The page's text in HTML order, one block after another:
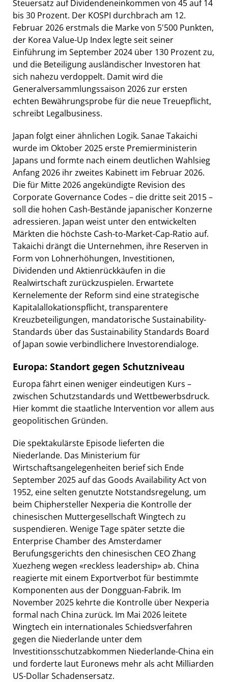
Steuersatz auf Dividendeneinkommen von 45 auf 14
bis 30 Prozent. Der KOSPI durchbrach am 12.
Februar 2026 erstmals die Marke von 5'500 Punkten,
der Korea Value-Up Index legte seit seiner
Einführung im September 2024 über 130 Prozent zu,
und die Beteiligung ausländischer Investoren hat
sich nahezu verdoppelt. Damit wird die
Generalversammlungssaison 2026 zur ersten
echten Bewährungsprobe für die neue Treuepflicht,
schreibt Legalbusiness.
Japan folgt einer ähnlichen Logik. Sanae Takaichi
wurde im Oktober 2025 erste Premierministerin
Japans und formte nach einem deutlichen Wahlsieg
Anfang 2026 ihr zweites Kabinett im Februar 2026.
Die für Mitte 2026 angekündigte Revision des
Corporate Governance Codes – die dritte seit 2015 –
soll die hohen Cash-Bestände japanischer Konzerne
adressieren. Japan weist unter den entwickelten
Märkten die höchste Cash-to-Market-Cap-Ratio auf.
Takaichi drängt die Unternehmen, ihre Reserven in
Form von Lohnerhöhungen, Investitionen,
Dividenden und Aktienrückkäufen in die
Realwirtschaft zurückzuspielen. Erwartete
Kernelemente der Reform sind eine strategische
Kapitalallokationspflicht, transparentere
Kreuzbeteiligungen, mandatorische Sustainability-
Standards über das Sustainability Standards Board
of Japan sowie verbindlichere Investorendialoge.
Europa: Standort gegen Schutzniveau
Europa fährt einen weniger eindeutigen Kurs –
zwischen Schutzstandards und Wettbewerbsdruck.
Hier kommt die staatliche Intervention vor allem aus
geopolitischen Gründen.
Die spektakulärste Episode lieferten die
Niederlande. Das Ministerium für
Wirtschaftsangelegenheiten berief sich Ende
September 2025 auf das Goods Availability Act von
1952, eine selten genutzte Notstandsregelung, um
beim Chiphersteller Nexperia die Kontrolle der
chinesischen Muttergesellschaft Wingtech zu
suspendieren. Wenige Tage später setzte die
Enterprise Chamber des Amsterdamer
Berufungsgerichts den chinesischen CEO Zhang
Xuezheng wegen «reckless leadership» ab. China
reagierte mit einem Exportverbot für bestimmte
Komponenten aus der Dongguan-Fabrik. Im
November 2025 kehrte die Kontrolle über Nexperia
formal nach China zurück. Im Mai 2026 leitete
Wingtech ein internationales Schiedsverfahren
gegen die Niederlande unter dem
Investitionsschutzabkommen Niederlande-China ein
und forderte laut Euronews mehr als acht Milliarden
US-Dollar Schadensersatz.